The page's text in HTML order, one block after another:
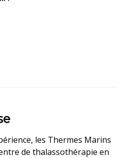
les Thermes Marins
de thalassothérapie en